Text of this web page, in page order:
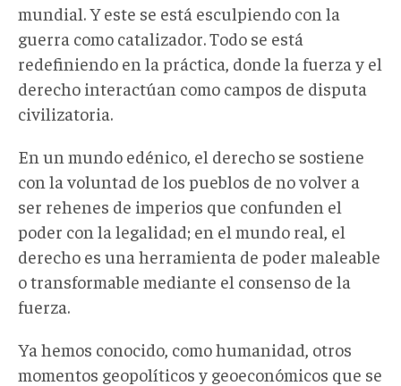
mundial. Y este se está esculpiendo con la
guerra como catalizador. Todo se está
redefiniendo en la práctica, donde la fuerza y el
derecho interactúan como campos de disputa
civilizatoria.
En un mundo edénico, el derecho se sostiene
con la voluntad de los pueblos de no volver a
ser rehenes de imperios que confunden el
poder con la legalidad; en el mundo real, el
derecho es una herramienta de poder maleable
o transformable mediante el consenso de la
fuerza.
Ya hemos conocido, como humanidad, otros
momentos geopolíticos y geoeconómicos que se